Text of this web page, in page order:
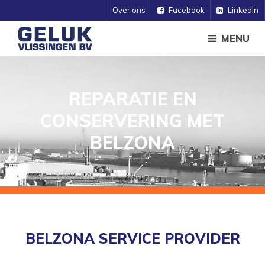
Over ons Facebook LinkedIn
MENU
REPARATIE EN
MET
BELZONA
BELZONA SERVICE PROVIDER